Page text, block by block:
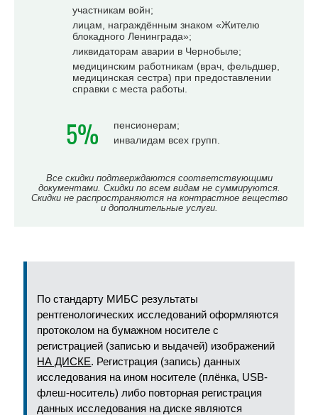
участникам войн;
лицам, награждённым знаком «Жителю
блокадного Ленинграда»;
ликвидаторам аварии в Чернобыле;
медицинским работникам (врач, фельдшер,
медицинская сестра) при предоставлении
справки с места работы.
5%
пенсионерам;
инвалидам всех групп.
Все скидки подтверждаются соответствующими
документами. Скидки по всем видам не суммируются.
Скидки не распространяются на контрастное вещество
и дополнительные услуги.
По стандарту МИБС результаты
рентгенологических исследований оформляются
протоколом на бумажном носителе с
регистрацией (записью и выдачей) изображений
НА ДИСКЕ. Регистрация (запись) данных
исследования на ином носителе (плёнка, USB-
флеш-носитель) либо повторная регистрация
данных исследования на диске являются